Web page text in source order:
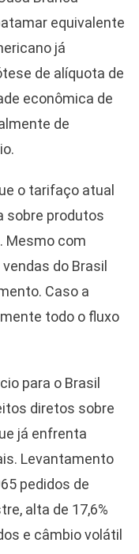
equivalente
já
de alíquota de
econômica de
de
o tarifaço atual
sobre produtos
Mesmo com
do Brasil
Caso a
todo o fluxo
para o Brasil
diretos sobre
já enfrenta
Levantamento
pedidos de
alta de 17,6%
e câmbio volátil